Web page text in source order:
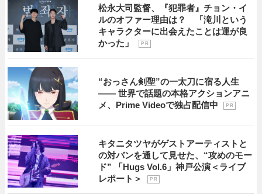
松永大司監督、『犯罪者』チョン・イ
ルのオファー理由は？ 「滝川という
キャラクターに出会えたことは運が良
かった」
P R
“おっさん剣聖”の一太刀に宿る人生
―― 世界で話題の本格アクションアニ
メ、Prime Videoで独占配信中
P R
キタニタツヤがゲストアーティストと
の対バンを通して見せた、“攻めのモー
ド” 「Hugs Vol.6」神戸公演＜ライブ
レポート＞
P R